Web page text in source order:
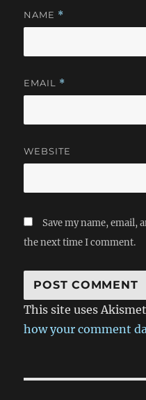
识我的人一定要看看哦！也许
场雪吧^_^。
先上去，我在后边陪着一起爬
Metal Gear中不论Grey Fox
寻找还是等待，他们都希望
勇气去打开它么？ 山路并不
风好大啊，嗖嗖地响，积雪被
渐渐地就看不清了。Sniper
叹了口气，继续爬吧。虽然
向上爬一段，等后边的人一
上爬。我们在寂无人踪的山间
头，我们原来这样渺小啊。走
风却让我觉得身上凉冰冰的
经不是雪片了，而是一个个米
会觉得痛。不过，我看到了
雪线以上了。捏个雪球扔下去
NAME *
EMAIL *
WEBSITE
Save my name, email,
the next time I comment.
This site uses
how your comment